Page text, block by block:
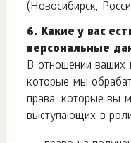
(Новосибирск,
6. Какие у вас
персональные
В отношении ваших
которые мы
права, которые вы
выступающих в